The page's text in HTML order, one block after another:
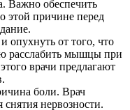
Важно обеспечить
этой причине перед
опухнуть от того, что
расслабить мышцы при
врачи предлагают
боли. Врач
нервозности.